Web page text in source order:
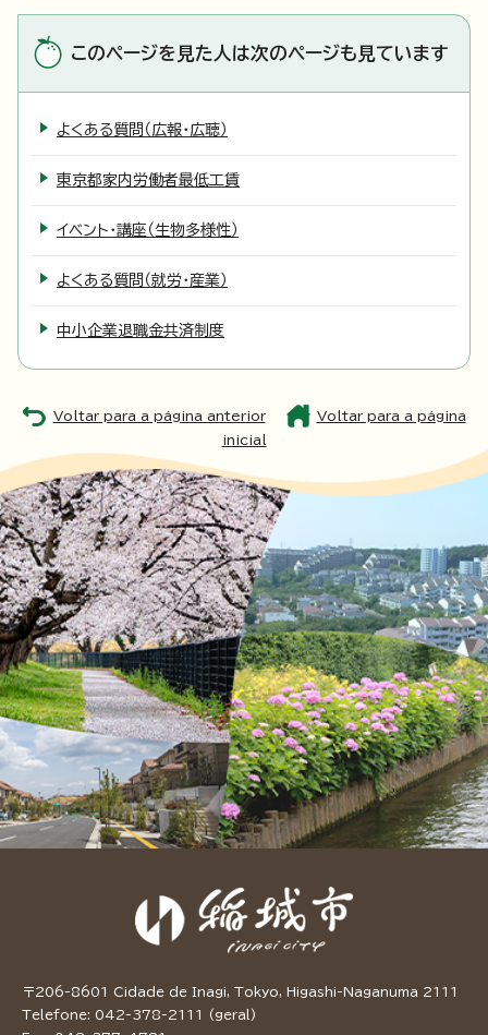
このページを見た人は次のページも見ています
よくある質問（広報・広聴）
東京都家内労働者最低工賃
イベント・講座（生物多様性）
よくある質問（就労・産業）
中小企業退職金共済制度
Voltar para a página anterior
Voltar para a página
inicial
〒206-8601 Cidade de Inagi, Tokyo, Higashi-Naganuma 2111
Telefone: 042-378-2111 (geral)